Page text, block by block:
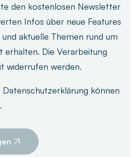
den kostenlosen Newsletter
Infos über neue Features
und aktuelle Themen rund um
erhalten. Die Verarbeitung
widerrufen werden.
Datenschutzerklärung können